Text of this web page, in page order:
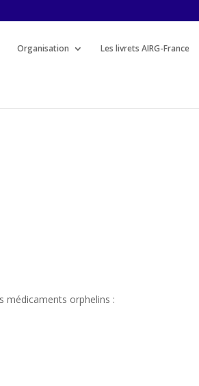
Organisation Les livrets AIRG-France
médicaments orphelins :